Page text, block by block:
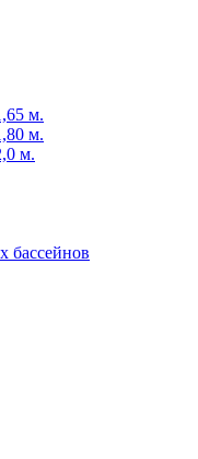
м.
м.
м.
бассейнов